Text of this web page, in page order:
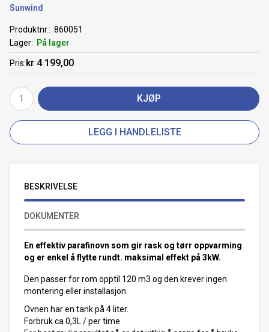
Sunwind
Produktnr.
860051
Lager
På lager
Pris kr 4 199,00
KJØP
LEGG I HANDLELISTE
BESKRIVELSE
DOKUMENTER
En effektiv parafinovn som gir rask og tørr oppvarming
og er enkel å flytte rundt. maksimal effekt på 3kW.
Den passer for rom opptil 120 m3 og den krever ingen
montering eller installasjon.
Ovnen har en tank på 4 liter.
Forbruk ca 0,3L / per time